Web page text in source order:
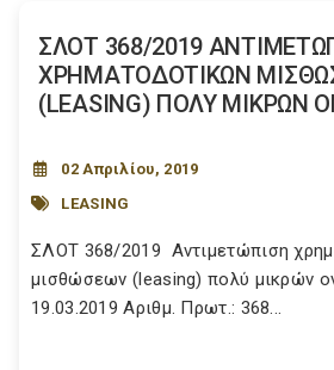
ΣΛΟΤ 368/2019
ΧΡΗΜΑΤΟΔΟΤΙΚΩΝ
(LEASING) ΠΟΛΥ ΜΙΚΡΩΝ
02 Απριλίου, 2019
LEASING
ΣΛΟΤ 368/2019 Αντιμετώπιση
μισθώσεων (leasing) πολύ μικρών
19.03.2019 Αριθμ. Πρωτ.: 368...